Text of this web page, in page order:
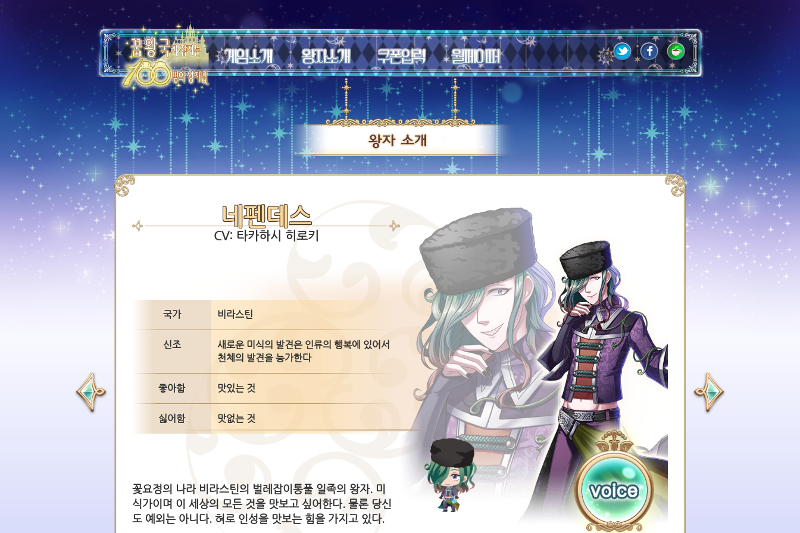
;
네펜데스
CV: 타카하시 히로키
국가 비라스틴
신조
새로운 미식의 발견은 인류의 행복에 있어서
천체의 발견을 능가한다
좋아함 맛있는 것
싫어함 맛없는 것
꽃요정의 나라 비라스틴의 벌레잡이통풀 일족의 왕자. 미
식가이며 이 세상의 모든 것을 맛보고 싶어한다. 물론 당신
도 예외는 아니다. 혀로 인성을 맛보는 힘을 가지고 있다.